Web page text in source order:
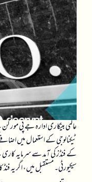
عالمی بینکاری ادارہ جے پی
ٹیکنالوجی کے استعمال میں
کے فنڈز کی آمد سے سرمایہ کاری
سیکیورٹی۔ مستقبل میں، اگر یہ